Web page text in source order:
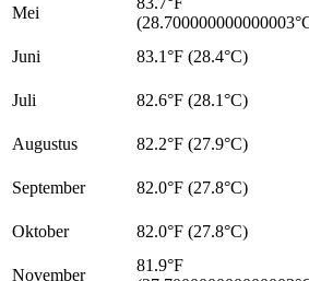
Mei
Juni 83.1°F (28.4°C)
Juli 82.6°F (28.1°C)
Augustus 82.2°F (27.9°C)
September 82.0°F (27.8°C)
Oktober 82.0°F (27.8°C)
November
81.9°F